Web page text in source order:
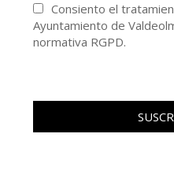
Consiento el
Ayuntamiento de
normativa RGPD.